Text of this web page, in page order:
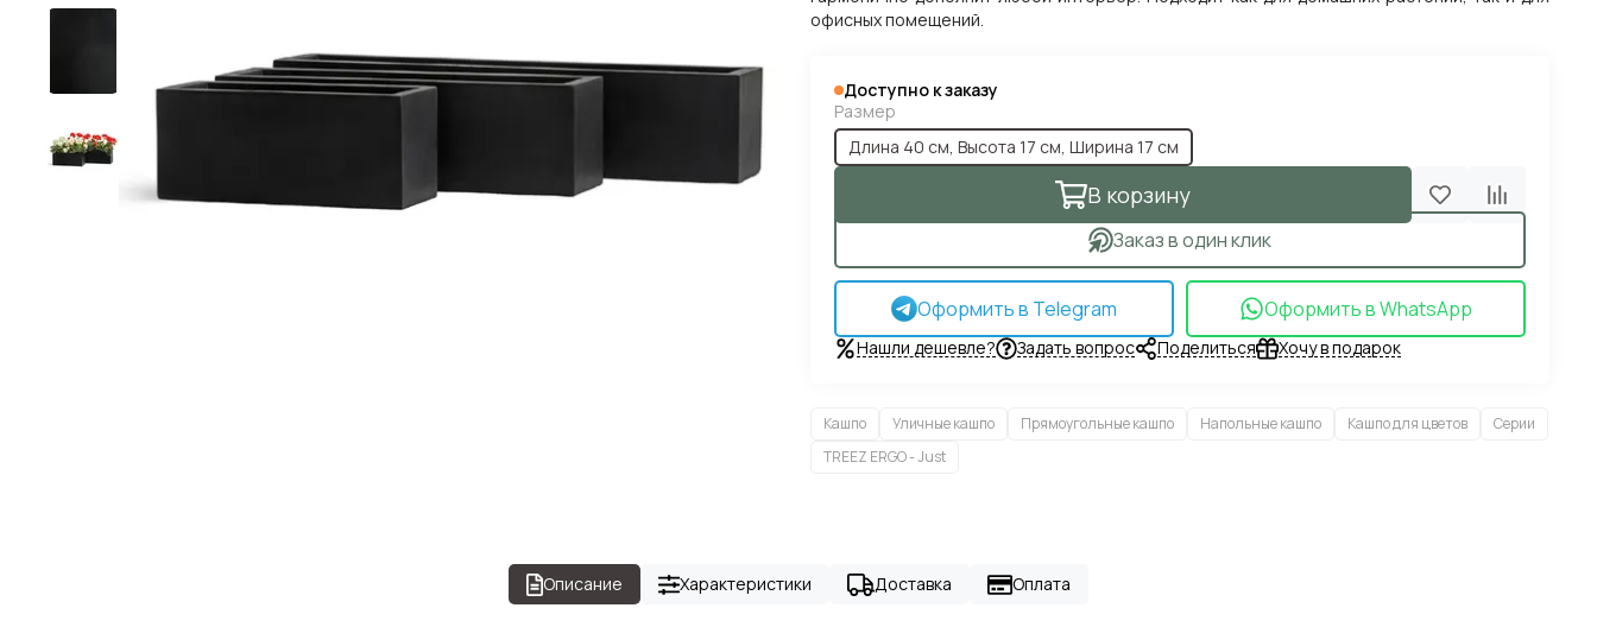
офисных помещений.
Доступно к заказу
Размер
Длина 40 см, Высота 17 см, Ширина 17 см
В корзину
Заказ в один клик
Оформить в Telegram Оформить в WhatsApp
Нашли дешевле? Задать вопрос Поделиться Хочу в подарок
Кашпо Уличные кашпо Прямоугольные кашпо Напольные кашпо Кашпо для цветов
Серии
TREEZ ERGO - Just
Описание Характеристики Доставка Оплата